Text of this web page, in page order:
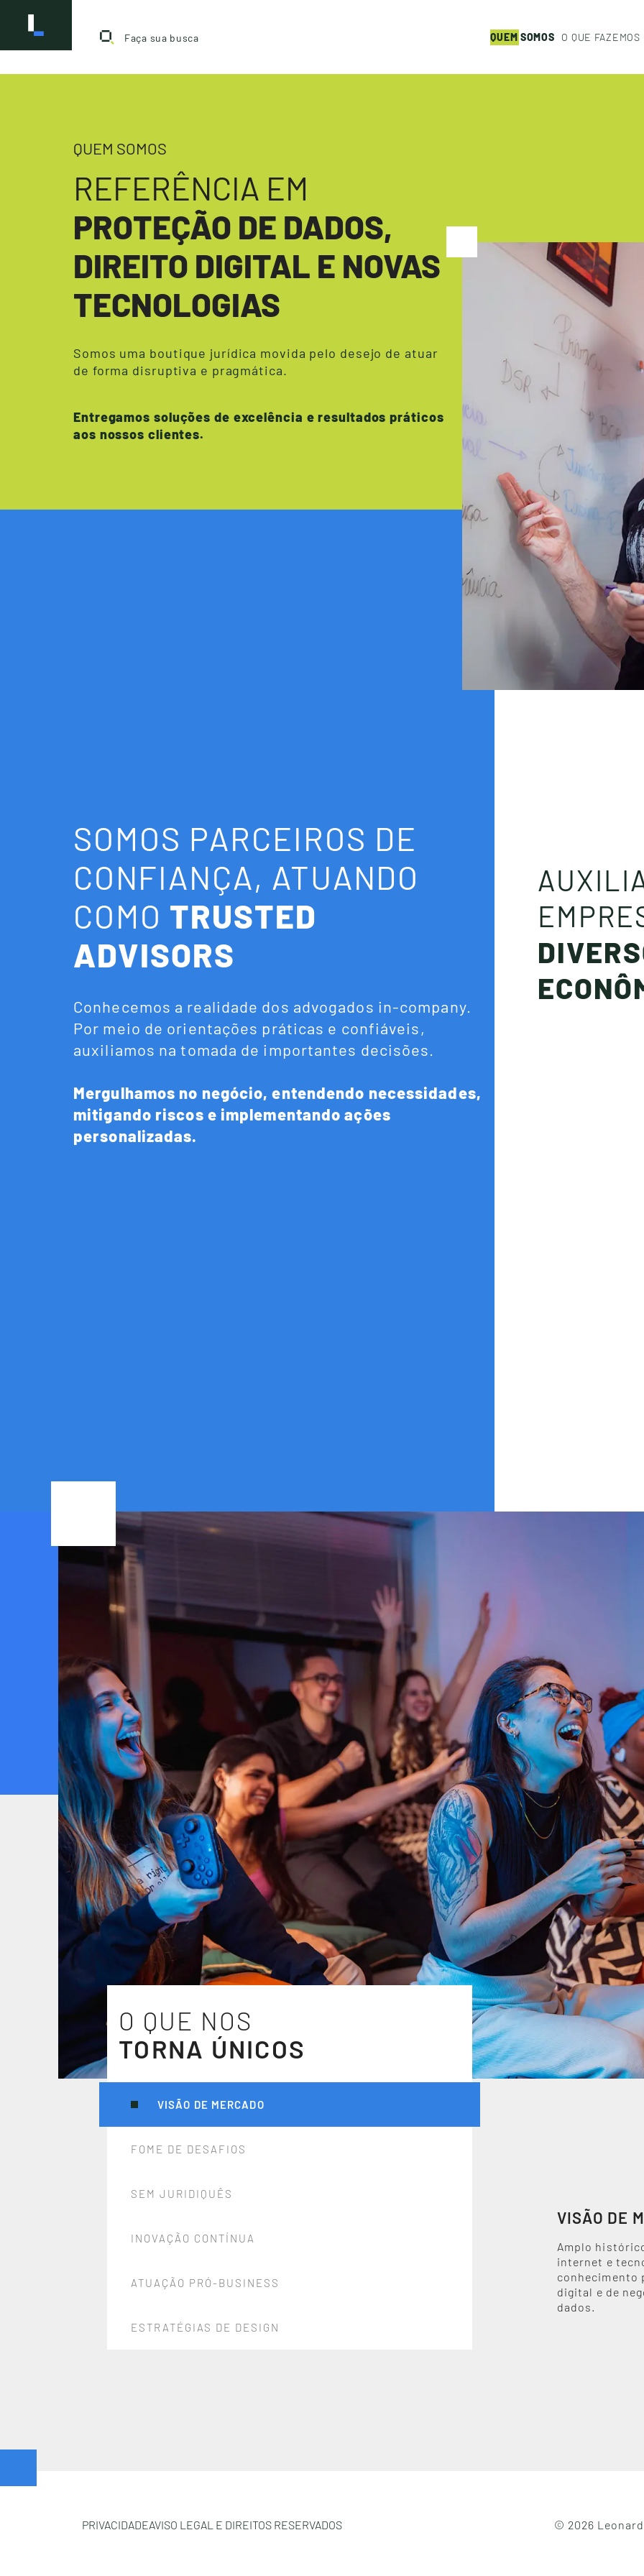
QUEM SOMOS O QUE FAZEMOS
QUEM SOMOS
REFERÊNCIA EM
PROTEÇÃO DE DADOS,
DIREITO DIGITAL E NOVAS
TECNOLOGIAS
Somos uma boutique jurídica movida pelo desejo de atuar
de forma disruptiva e pragmática.
Entregamos soluções de excelência e resultados práticos
aos nossos clientes.
SOMOS PARCEIROS DE
CONFIANÇA, ATUANDO
COMO TRUSTED
ADVISORS
Conhecemos a realidade dos advogados in-company.
Por meio de orientações práticas e confiáveis,
auxiliamos na tomada de importantes decisões.
Mergulhamos no negócio, entendendo necessidades,
mitigando riscos e implementando ações
personalizadas.
O QUE NOS
TORNA ÚNICOS
VISÃO DE MERCADO
FOME DE DESAFIOS
SEM JURIDIQUÊS
INOVAÇÃO CONTÍNUA
ATUAÇÃO PRÓ-BUSINESS
ESTRATÉGIAS DE DESIGN
VISÃO DE
Amplo
internet e
conhecimento
digital e de
dados.
PRIVACIDADEAVISO LEGAL E DIREITOS RESERVADOS © 2026